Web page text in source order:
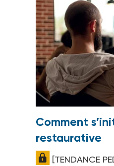
Comment
restaurative
[TENDANCE